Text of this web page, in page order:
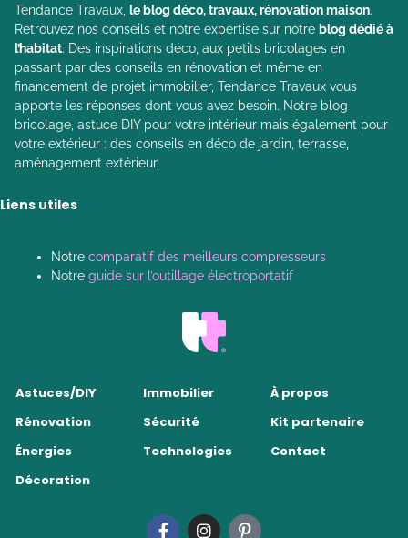
Tendance Travaux, le blog déco, travaux, rénovation maison.
Retrouvez nos conseils et notre expertise sur notre blog dédié à
l’habitat. Des inspirations déco, aux petits bricolages en
passant par des conseils en rénovation et même en
financement de projet immobilier, Tendance Travaux vous
apporte les réponses dont vous avez besoin. Notre blog
bricolage, astuce DIY pour votre intérieur mais également pour
votre extérieur : des conseils en déco de jardin, terrasse,
aménagement extérieur.
Liens utiles
Notre comparatif des meilleurs compresseurs
Notre guide sur l’outillage électroportatif
Astuces/DIY
Rénovation
Énergies
Décoration
Immobilier
Sécurité
Technologies
À propos
Kit partenaire
Contact